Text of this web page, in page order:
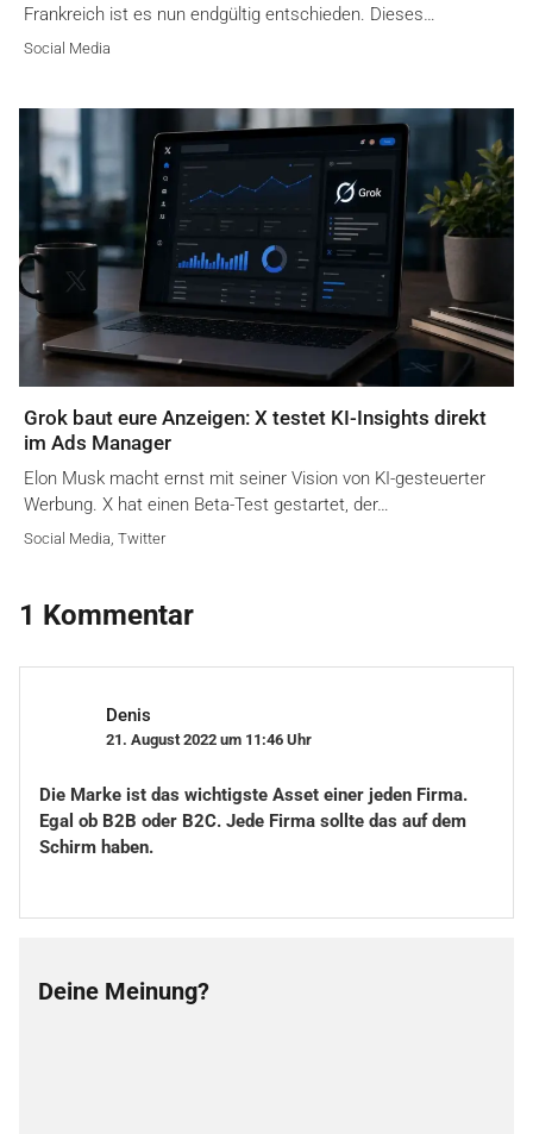
Frankreich ist es nun endgültig entschieden. Dieses…
Social Media
Grok baut eure Anzeigen: X testet KI-Insights direkt
im Ads Manager
Elon Musk macht ernst mit seiner Vision von KI-gesteuerter
Werbung. X hat einen Beta-Test gestartet, der…
Social Media, Twitter
1 Kommentar
Denis
21. August 2022 um 11:46 Uhr
Die Marke ist das wichtigste Asset einer jeden Firma.
Egal ob B2B oder B2C. Jede Firma sollte das auf dem
Schirm haben.
Deine Meinung?